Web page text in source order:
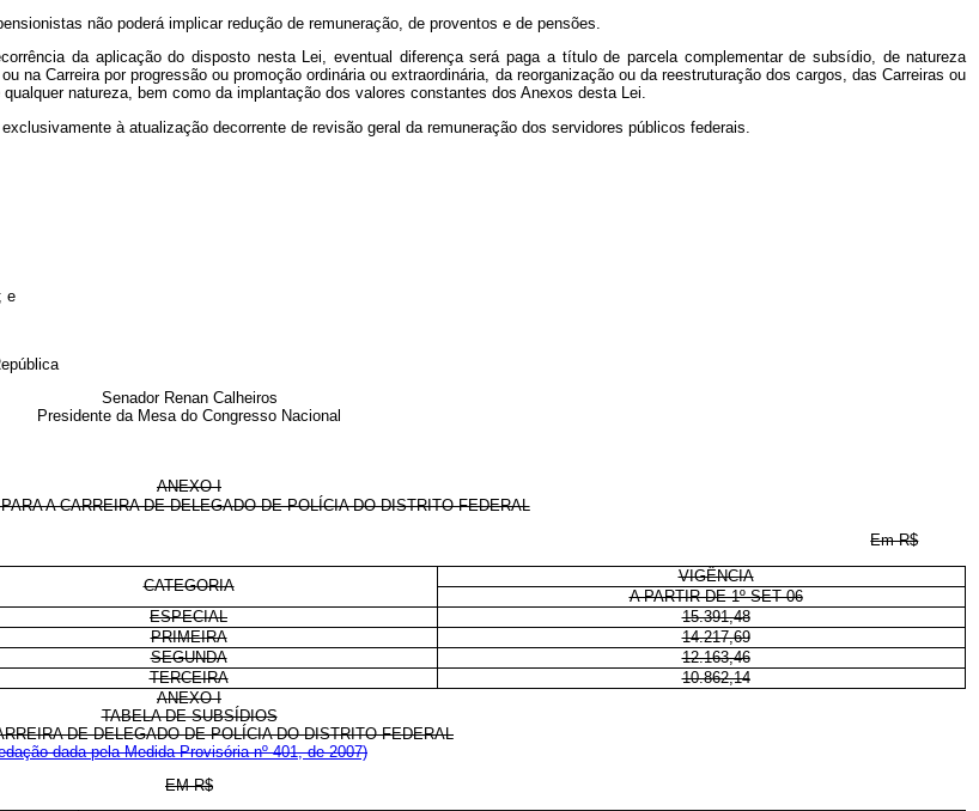
não poderá implicar redução de remuneração, de proventos e de pensões.
da aplicação do disposto nesta Lei, eventual diferença será paga a título de parcela complementar de subsídio, de natureza
na Carreira por progressão ou promoção ordinária ou extraordinária, da reorganização ou da reestruturação dos cargos, das Carreiras ou
natureza, bem como da implantação dos valores constantes dos Anexos desta Lei.
à atualização decorrente de revisão geral da remuneração dos servidores públicos federais.
; e
Senador Renan Calheiros
Presidente da Mesa do Congresso Nacional
ANEXO I
A CARREIRA DE DELEGADO DE POLÍCIA DO DISTRITO FEDERAL
Em R$
CATEGORIA
VIGÊNCIA
A PARTIR DE 1º SET 06
ESPECIAL
15.391,48
PRIMEIRA
14.217,69
SEGUNDA
12.163,46
TERCEIRA
10.862,14
ANEXO I
TABELA DE SUBSÍDIOS
DE DELEGADO DE POLÍCIA DO DISTRITO FEDERAL
dada pela Medida Provisória nº 401, de 2007)
EM R$